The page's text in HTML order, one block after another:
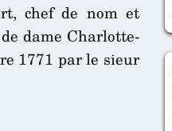
chef de nom et
dame Charlotte-
1771 par le sieur